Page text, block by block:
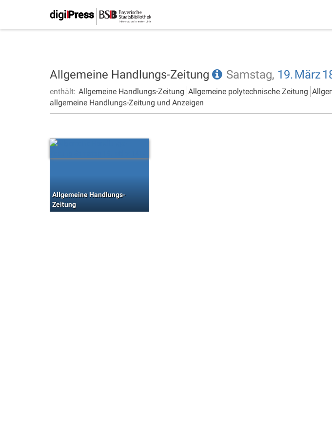
Allgemeine Handlungs-Zeitung Samstag, 19. März
enthält: Allgemeine Handlungs-Zeitung Allgemeine polytechnische Zeitung
allgemeine Handlungs-Zeitung und Anzeigen
Allgemeine Handlungs-
Zeitung